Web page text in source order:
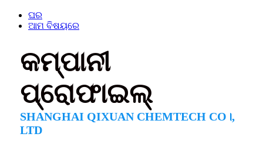
ଘର
ଆମ ବିଷୟରେ
କମ୍ପାନୀ
ପ୍ରୋଫାଇଲ୍
SHANGHAI QIXUAN CHEMTECH CO।,
LTD